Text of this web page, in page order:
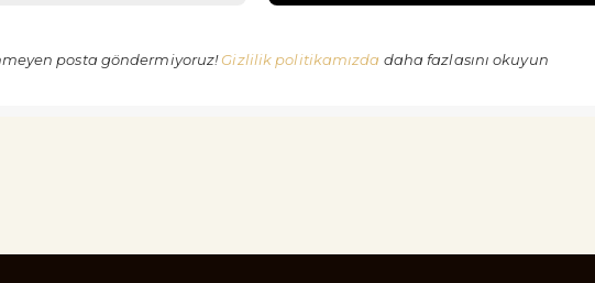
posta göndermiyoruz!Gizlilik politikamızda daha fazlasını okuyun